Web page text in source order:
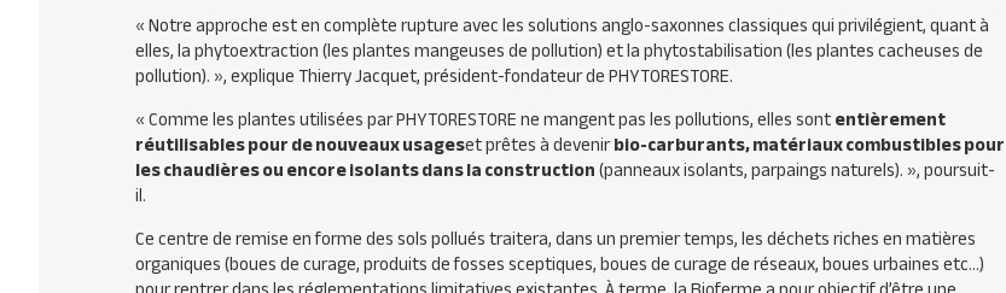
« Notre approche est en complète rupture avec les solutions anglo-saxonnes classiques qui privilégient, quant à
elles, la phytoextraction (les plantes mangeuses de pollution) et la phytostabilisation (les plantes cacheuses de
pollution). »,explique Thierry Jacquet, président-fondateur dePHYTORESTORE.
« Comme les plantes utilisées parPHYTORESTOREne mangent pas les pollutions, elles sontentièrement
réutilisables pour de nouveaux usageset prêtes à devenirbio-carburants, matériaux combustibles pour
les chaudières ou encore isolants dans la construction(panneaux isolants, parpaings naturels). »,poursuit-
il.
Ce centre de remise en forme des sols pollués traitera, dans un premier temps, les déchets riches en matières
organiques (boues de curage, produits de fosses sceptiques, boues de curage de réseaux, boues urbaines etc…)